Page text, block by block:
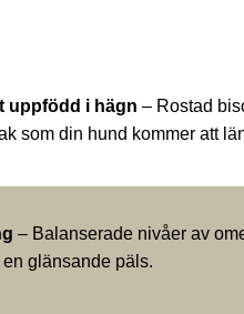
uppfödd i hägn – Rostad
som din hund kommer att
– Balanserade nivåer av
glänsande päls.